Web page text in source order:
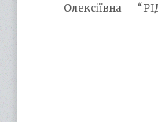
Олексіївна